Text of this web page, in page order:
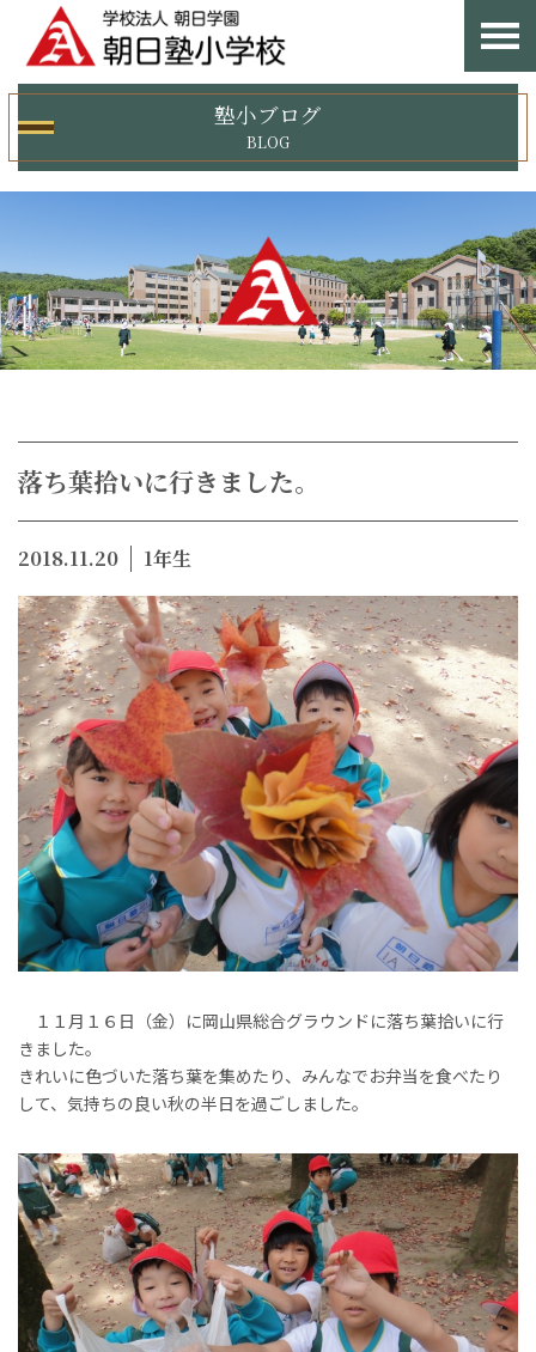
塾小ブログ
BLOG
落ち葉拾いに行きました。
2018.11.20 1年生
１１月１６日（金）に岡山県総合グラウンドに落ち葉拾いに行
きました。
きれいに色づいた落ち葉を集めたり、みんなでお弁当を食べたり
して、気持ちの良い秋の半日を過ごしました。